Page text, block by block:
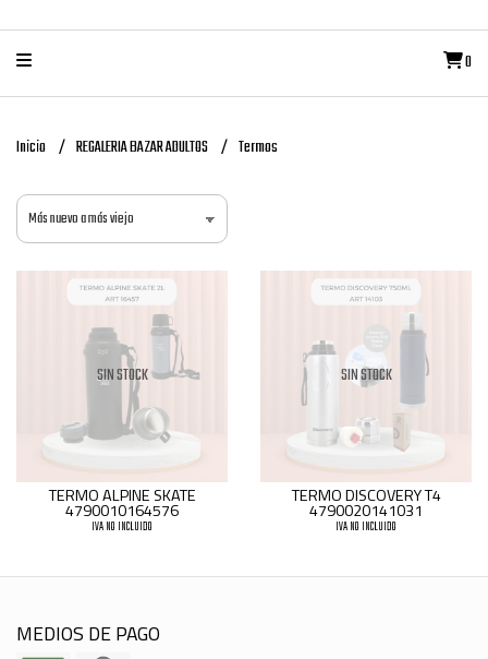
0
Inicio REGALERIA BAZAR ADULTOS Termos
SIN STOCK
TERMO ALPINE SKATE
4790010164576
IVA NO INCLUIDO
SIN STOCK
TERMO DISCOVERY T4
4790020141031
IVA NO INCLUIDO
MEDIOS DE PAGO